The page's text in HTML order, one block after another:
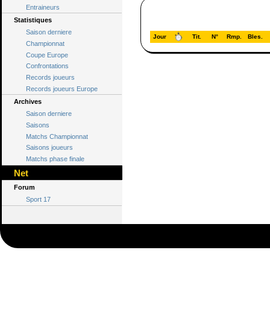
Entraineurs
Statistiques
Saison derniere
Championnat
Coupe Europe
Confrontations
Records joueurs
Records joueurs Europe
Archives
Saison derniere
Saisons
Matchs Championnat
Saisons joueurs
Matchs phase finale
Net
Forum
Sport 17
Jour Tit. N° Rmp. Bles.